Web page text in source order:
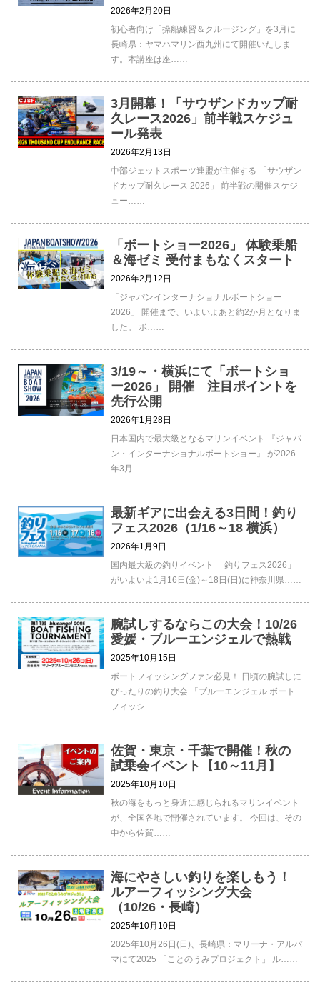
2026年2月20日
初心者向け「操船練習＆クルージング」を3月に
長崎県：ヤマハマリン西九州にて開催いたしま
す。本講座は座……
3月開幕！「サウザンドカップ耐
久レース2026」前半戦スケジュ
ール発表
2026年2月13日
中部ジェットスポーツ連盟が主催する 「サウザン
ドカップ耐久レース 2026」 前半戦の開催スケジ
ュー……
「ボートショー2026」 体験乗船
＆海ゼミ 受付まもなくスタート
2026年2月12日
「ジャパンインターナショナルボートショー
2026」 開催まで、いよいよあと約2か月となりま
した。 ボ……
3/19～・横浜にて「ボートショ
ー2026」 開催 注目ポイントを
先行公開
2026年1月28日
日本国内で最大級となるマリンイベント 『ジャパ
ン・インターナショナルボートショー』 が2026
年3月……
最新ギアに出会える3日間！釣り
フェス2026（1/16～18 横浜）
2026年1月9日
国内最大級の釣りイベント 「釣りフェス2026」
がいよいよ1月16日(金)～18日(日)に神奈川県……
腕試しするならこの大会！10/26
愛媛・ブルーエンジェルで熱戦
2025年10月15日
ボートフィッシングファン必見！ 日頃の腕試しに
ぴったりの釣り大会 「ブルーエンジェル ボート
フィッシ……
佐賀・東京・千葉で開催！秋の
試乗会イベント【10～11月】
2025年10月10日
秋の海をもっと身近に感じられるマリンイベント
が、全国各地で開催されています。 今回は、その
中から佐賀……
海にやさしい釣りを楽しもう！
ルアーフィッシング大会
（10/26・長崎）
2025年10月10日
2025年10月26日(日)、長崎県：マリーナ・アルパ
マにて2025 「ことのうみプロジェクト」 ル……